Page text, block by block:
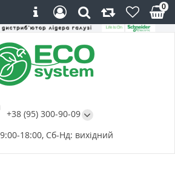
+38 (95) 300-90-09
18:00, Сб-Нд: вихідний
0